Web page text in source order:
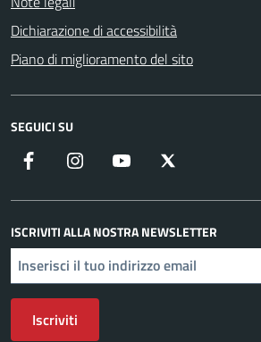
Dichiarazione di accessibilità
Piano di miglioramento del sito
SEGUICI SU
Facebook Instagram YouTube
ISCRIVITI ALLA NOSTRA NEWSLETTER